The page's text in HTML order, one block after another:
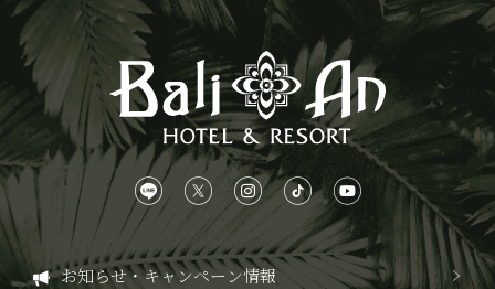
お知らせ・キャンペーン情報